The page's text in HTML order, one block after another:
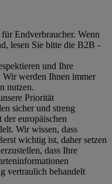
Endverbraucher. Wenn
lesen Sie bitte die B2B -
und Ihre
Wir werden Ihnen immer
nutzen.
Priorität
sicher und streng
europäischen
Wir wissen, dass
wichtig ist, daher setzen
dass Ihre
vertraulich behandelt